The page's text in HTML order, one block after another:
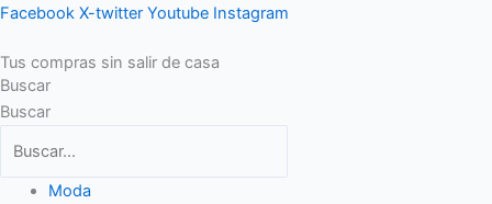
Ir
contenido
Facebook X-twitter Youtube Instagram
Tus compras sin salir de casa
Buscar
Buscar
Moda